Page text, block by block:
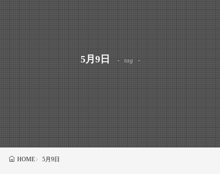
5月9日 tag
HOME 5月9日